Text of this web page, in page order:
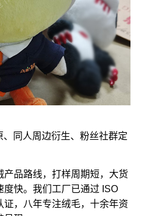
同人周边衍生、粉丝社群定
品路线，打样周期短，大货
快。我们工厂已通过 ISO
，八年专注绒毛，十余年资